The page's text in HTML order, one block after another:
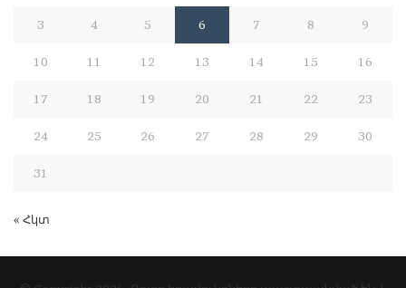
3 4 5 6 7 8 9
10 11 12 13 14 15 16
17 18 19 20 21 22 23
24 25 26 27 28 29 30
31
« Հկտ